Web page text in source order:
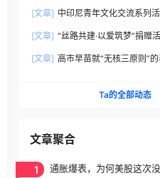
[文章] 中印尼青年文化交流系列
[文章] “丝路共建·以爱筑梦”捐赠
[文章] 高市早苗就“无核三原则”
Ta的全部动态
文章聚合
1 通胀爆表，为何美股这次没